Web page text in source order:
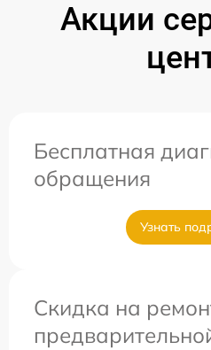
Акции
Бесплатная
обращения
Узнать
Скидка на